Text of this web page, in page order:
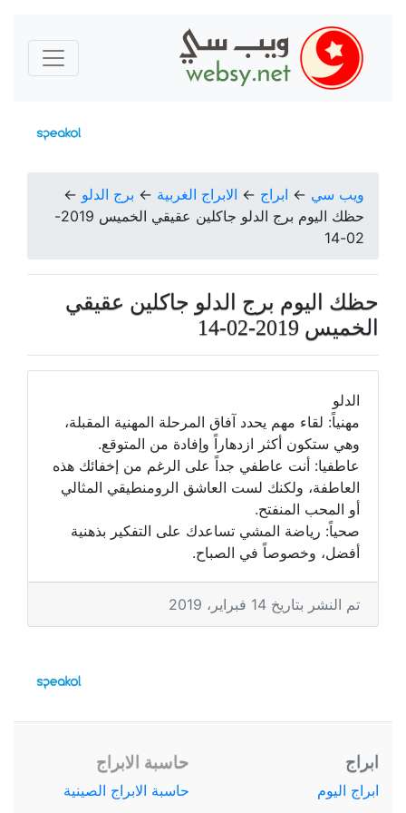
ويب سي ← ابراج ← الابراج الغربية ← برج الدلو ←
حظك اليوم برج الدلو جاكلين عقيقي الخميس 2019-
02-14
حظك اليوم برج الدلو جاكلين عقيقي
الخميس 2019-02-14
الدلو
مهنياً: لقاء مهم يحدد آفاق المرحلة المهنية المقبلة،
وهي ستكون أكثر ازدهاراً وإفادة من المتوقع.
عاطفيا: أنت عاطفي جداً على الرغم من إخفائك هذه
العاطفة، ولكنك لست العاشق الرومنطيقي المثالي
أو المحب المنفتح.
صحياً: رياضة المشي تساعدك على التفكير بذهنية
أفضل، وخصوصاً في الصباح.
تم النشر بتاريخ 14 فبراير، 2019
ابراج
ابراج اليوم
حاسبة الابراج
حاسبة الابراج الصينية